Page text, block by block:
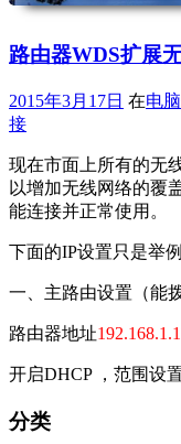
路由器WDS扩展
2015年3月17日 在电
接
现在市面上所有的无
以增加无线网络的覆
能连接并正常使用。
下面的IP设置只是举
一、主路由设置（能
路由器地址
开启DHCP ，范围设
分类